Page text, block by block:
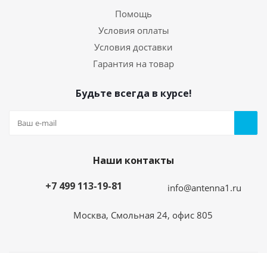
Помощь
Условия оплаты
Условия доставки
Гарантия на товар
Будьте всегда в курсе!
Наши контакты
+7 499 113-19-81
info@antenna1.ru
Москва, Смольная 24, офис 805